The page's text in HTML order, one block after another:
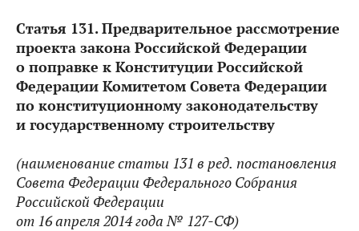
Статья 131. Предварительное рассмотрение
проекта закона Российской Федерации
о поправке к Конституции Российской
Федерации Комитетом Совета Федерации
по конституционному законодательству
и государственному строительству
(наименование статьи 131 в ред. постановления
Совета Федерации Федерального Собрания
Российской Федерации
от 16 апреля 2014 года № 127-СФ)